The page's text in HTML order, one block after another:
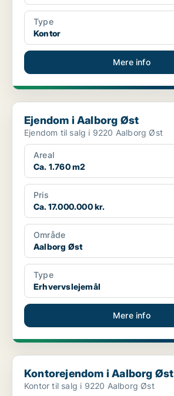
Type
Kontor
Mere info
Ejendom i Aalborg Øst
Ejendom i Aalborg Øst
Ejendom til salg i 9220 Aalborg Øst
Areal
Ca. 1.760 m2
Pris
Ca. 17.000.000 kr.
Område
Aalborg Øst
Type
Erhvervslejemål
Mere info
Kontorejendom i Aalborg Øst
Kontorejendom i Aalborg Øst
Kontor til salg i 9220 Aalborg Øst